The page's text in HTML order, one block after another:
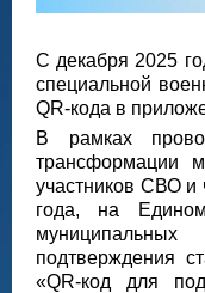
С декабря 2025
специальной
QR-кода в
В рамках
трансформации
участников СВО и
года, на
подтверждения
«QR-код для